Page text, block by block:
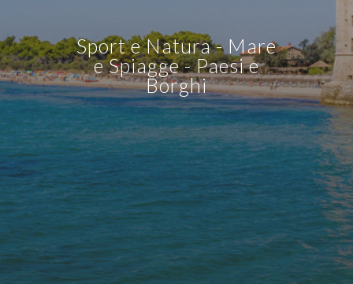
Sport e Natura - Mare
e Spiagge - Paesi e
Borghi